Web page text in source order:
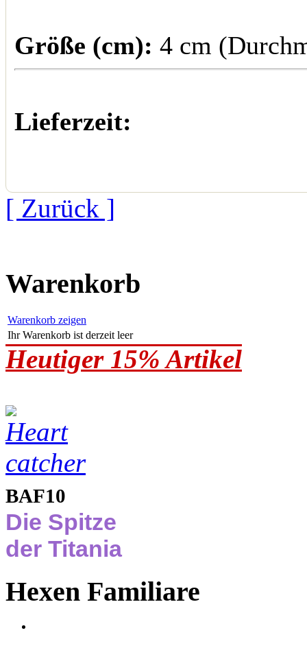
Größe (cm): 4 cm
Lieferzeit:
[ Zurück ]
Warenkorb
Warenkorb zeigen
Ihr Warenkorb ist derzeit leer
Heutiger 15% Artikel
BAF10
Die Spitze
der Titania
Hexen Familiare